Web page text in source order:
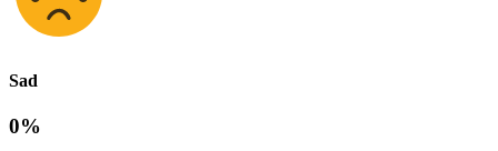
Sad
0%